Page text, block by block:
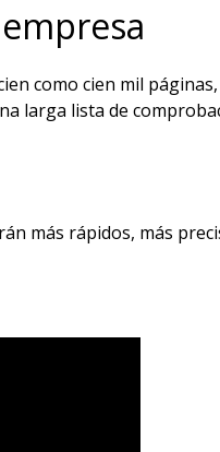
como cien mil
larga lista de
más rápidos, más